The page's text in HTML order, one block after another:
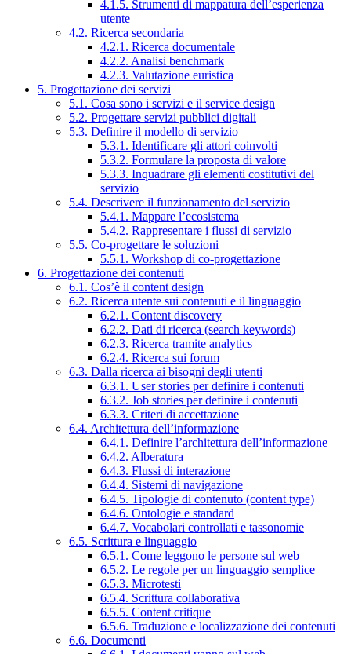
4.1.5. Strumenti di mappatura dell’esperienza
utente
4.2. Ricerca secondaria
4.2.1. Ricerca documentale
4.2.2. Analisi benchmark
4.2.3. Valutazione euristica
5. Progettazione dei servizi
5.1. Cosa sono i servizi e il service design
5.2. Progettare servizi pubblici digitali
5.3. Definire il modello di servizio
5.3.1. Identificare gli attori coinvolti
5.3.2. Formulare la proposta di valore
5.3.3. Inquadrare gli elementi costitutivi del
servizio
5.4. Descrivere il funzionamento del servizio
5.4.1. Mappare l’ecosistema
5.4.2. Rappresentare i flussi di servizio
5.5. Co-progettare le soluzioni
5.5.1. Workshop di co-progettazione
6. Progettazione dei contenuti
6.1. Cos’è il content design
6.2. Ricerca utente sui contenuti e il linguaggio
6.2.1. Content discovery
6.2.2. Dati di ricerca (search keywords)
6.2.3. Ricerca tramite analytics
6.2.4. Ricerca sui forum
6.3. Dalla ricerca ai bisogni degli utenti
6.3.1. User stories per definire i contenuti
6.3.2. Job stories per definire i contenuti
6.3.3. Criteri di accettazione
6.4. Architettura dell’informazione
6.4.1. Definire l’architettura dell’informazione
6.4.2. Alberatura
6.4.3. Flussi di interazione
6.4.4. Sistemi di navigazione
6.4.5. Tipologie di contenuto (content type)
6.4.6. Ontologie e standard
6.4.7. Vocabolari controllati e tassonomie
6.5. Scrittura e linguaggio
6.5.1. Come leggono le persone sul web
6.5.2. Le regole per un linguaggio semplice
6.5.3. Microtesti
6.5.4. Scrittura collaborativa
6.5.5. Content critique
6.5.6. Traduzione e localizzazione dei contenuti
6.6. Documenti